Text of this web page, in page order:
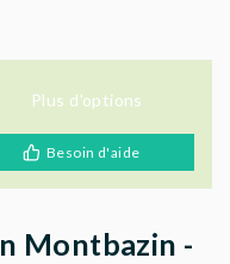
Plus d'options
Besoin d'aide
Montbazin -